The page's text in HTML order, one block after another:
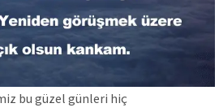
bu güzel günleri hiç